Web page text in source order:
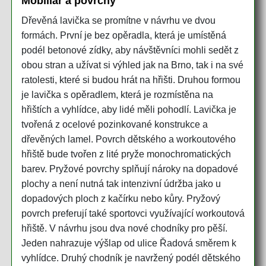
Dřevěná lavička se promítne v návrhu ve dvou
formách. První je bez opěradla, která je umístěná
podél betonové zídky, aby návštěvníci mohli sedět z
obou stran a užívat si výhled jak na Brno, tak i na své
ratolesti, které si budou hrát na hřišti. Druhou formou
je lavička s opěradlem, která je rozmístěna na
hřištích a vyhlídce, aby lidé měli pohodlí. Lavička je
tvořená z ocelové pozinkované konstrukce a
dřevěných lamel. Povrch dětského a workoutového
hřiště bude tvořen z lité pryže monochromatických
barev. Pryžové povrchy splňují nároky na dopadové
plochy a není nutná tak intenzivní údržba jako u
dopadových ploch z kačírku nebo kůry. Pryžový
povrch preferují také sportovci využívající workoutová
hřiště. V návrhu jsou dva nové chodníky pro pěší.
Jeden nahrazuje výšlap od ulice Řadová směrem k
vyhlídce. Druhý chodník je navržený podél dětského